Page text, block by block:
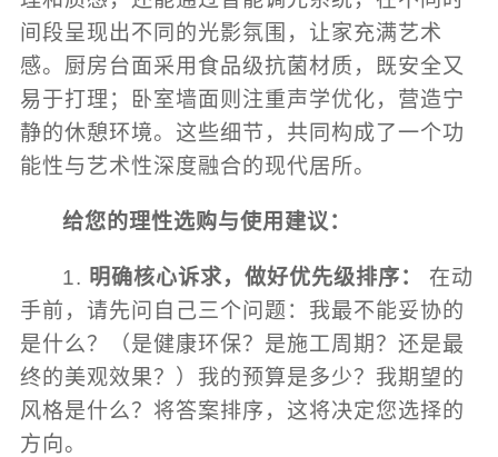
间段呈现出不同的光影氛围，让家充满艺术
感。厨房台面采用食品级抗菌材质，既安全又
易于打理；卧室墙面则注重声学优化，营造宁
静的休憩环境。这些细节，共同构成了一个功
能性与艺术性深度融合的现代居所。
给您的理性选购与使用建议：
1. 明确核心诉求，做好优先级排序：
在动
手前，请先问自己三个问题：我最不能妥协的
是什么？（是健康环保？是施工周期？还是最
终的美观效果？）我的预算是多少？我期望的
风格是什么？将答案排序，这将决定您选择的
方向。